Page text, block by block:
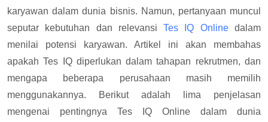
karyawan dalam dunia bisnis. Namun, pertanyaan muncul
seputar kebutuhan dan relevansiTes IQ Onlinedalam
menilai potensi karyawan. Artikel ini akan membahas
apakah Tes IQ diperlukan dalam tahapan rekrutmen, dan
mengapa beberapa perusahaan masih memilih
menggunakannya. Berikut adalah lima penjelasan
mengenai pentingnya Tes IQ Online dalam dunia